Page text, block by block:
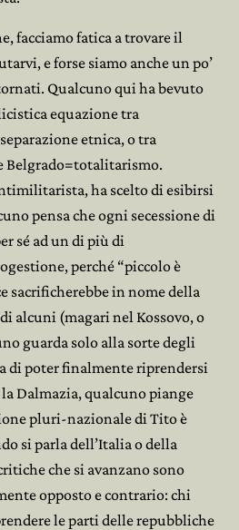
facciamo fatica a trovare il
e forse siamo anche un po’
Qualcuno qui ha bevuto
equazione tra
etnica, o tra
Belgrado=totalitarismo.
ha scelto di esibirsi
pensa che ogni secessione di
sé ad un di più di
perché “piccolo è
sacrificherebbe in nome della
alcuni (magari nel Kossovo, o
guarda solo alla sorte degli
di poter finalmente riprendersi
la Dalmazia, qualcuno piange
pluri-nazionale di Tito è
si parla dell’Italia o della
che si avanzano sono
opposto e contrario: chi
le parti delle repubbliche